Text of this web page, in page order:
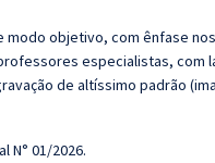
modo objetivo, com ênfase
especialistas, com
de altíssimo padrão
N° 01/2026.